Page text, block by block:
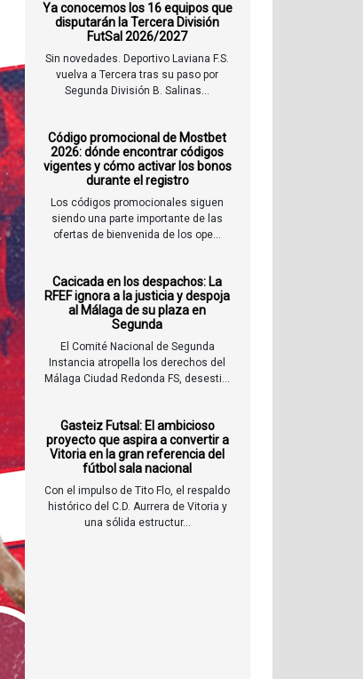
Ya conocemos los 16 equipos que
disputarán la Tercera División
FutSal 2026/2027
Sin novedades. Deportivo Laviana F.S.
vuelva a Tercera tras su paso por
Segunda División B. Salinas...
Código promocional de Mostbet
2026: dónde encontrar códigos
vigentes y cómo activar los bonos
durante el registro
Los códigos promocionales siguen
siendo una parte importante de las
ofertas de bienvenida de los ope...
Cacicada en los despachos: La
RFEF ignora a la justicia y despoja
al Málaga de su plaza en
Segunda
El Comité Nacional de Segunda
Instancia atropella los derechos del
Málaga Ciudad Redonda FS, desesti...
Gasteiz Futsal: El ambicioso
proyecto que aspira a convertir a
Vitoria en la gran referencia del
fútbol sala nacional
Con el impulso de Tito Flo, el respaldo
histórico del C.D. Aurrera de Vitoria y
una sólida estructur...